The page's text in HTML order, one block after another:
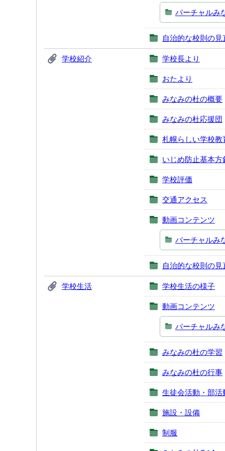
バーチャルみ
自治的な校則の見
学校紹介 学校長より
おたより
みなみの杜の概要
みなみの杜応援団
札幌らしい学校教
いじめ防止基本方
学校評価
交通アクセス
動画コンテンツ
バーチャルみ
自治的な校則の見
学校生活 学校生活の様子
動画コンテンツ
バーチャルみ
みなみの杜の学習
みなみの杜の行事
生徒会活動・部活
施設・設備
制服